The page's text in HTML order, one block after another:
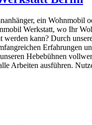
ein Wohnmobil
Werkstatt, wo Ihr
werden kann? Durch
Erfahrungen
Hebebühnen
Arbeiten ausführen.